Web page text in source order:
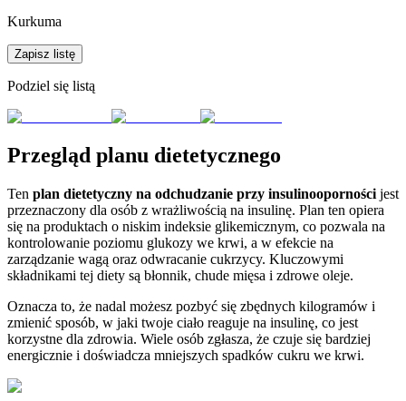
Kurkuma
Zapisz listę
Podziel się listą
Przegląd planu dietetycznego
Ten plan dietetyczny na odchudzanie przy insulinooporności jest
przeznaczony dla osób z wrażliwością na insulinę. Plan ten opiera
się na produktach o niskim indeksie glikemicznym, co pozwala na
kontrolowanie poziomu glukozy we krwi, a w efekcie na
zarządzanie wagą oraz odwracanie cukrzycy. Kluczowymi
składnikami tej diety są błonnik, chude mięsa i zdrowe oleje.
Oznacza to, że nadal możesz pozbyć się zbędnych kilogramów i
zmienić sposób, w jaki twoje ciało reaguje na insulinę, co jest
korzystne dla zdrowia. Wiele osób zgłasza, że czuje się bardziej
energicznie i doświadcza mniejszych spadków cukru we krwi.